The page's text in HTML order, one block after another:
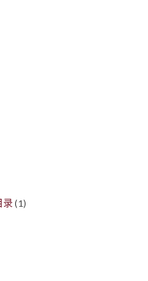
录 (1)